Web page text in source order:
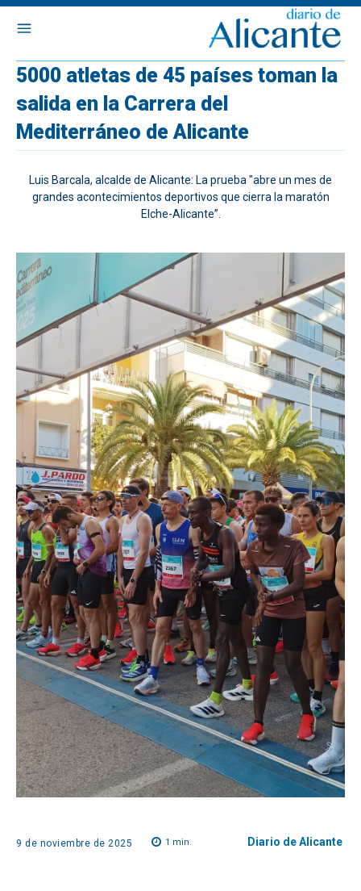
5000 atletas de 45 países toman la
salida en la Carrera del
Mediterráneo de Alicante
Luis Barcala, alcalde de Alicante: La prueba "abre un mes de
grandes acontecimientos deportivos que cierra la maratón
Elche-Alicante”.
9 de noviembre de 2025 1 min. Diario de Alicante